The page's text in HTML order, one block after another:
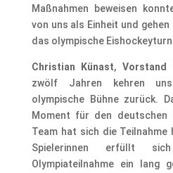
Maßnahmen beweisen
von uns als Einheit und
das olympische
Christian Künast, Vorstand
zwölf Jahren kehren
olympische Bühne zurück.
Moment für den deutschen
Team hat sich die
Spielerinnen erfüllt
Olympiateilnahme ein lang